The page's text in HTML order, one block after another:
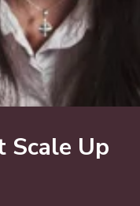
Scale Up